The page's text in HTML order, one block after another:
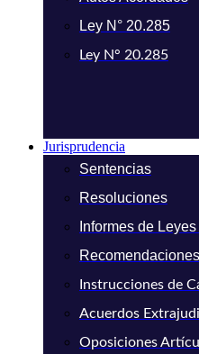
Ley N° 20.285
Ley N° 20.285
Jurisprudencia
Sentencias
Resoluciones
Informes de
Instrucciones de
Acuerdos
Oposiciones